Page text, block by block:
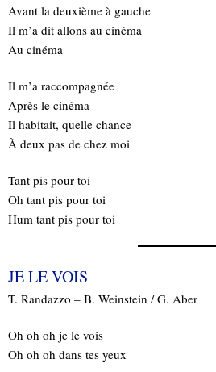
Avant la deuxième à gauche
Il m’a dit allons au cinéma
Au cinéma
Il m’a raccompagnée
Après le cinéma
Il habitait, quelle chance
À deux pas de chez moi
Tant pis pour toi
Oh tant pis pour toi
Hum tant pis pour toi
JE LE VOIS
T. Randazzo – B. Weinstein / G. Aber
Oh oh oh je le vois
Oh oh oh dans tes yeux